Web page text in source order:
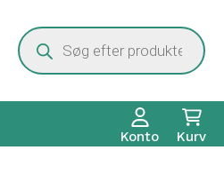
Products
search
Konto Kurv